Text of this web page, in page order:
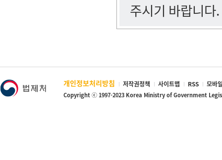
주시기 바랍니다.
개인정보처리방침 저작권정책 사이트맵 RSS 모바
Copyright ⓒ 1997-2023 Korea Ministry of Government